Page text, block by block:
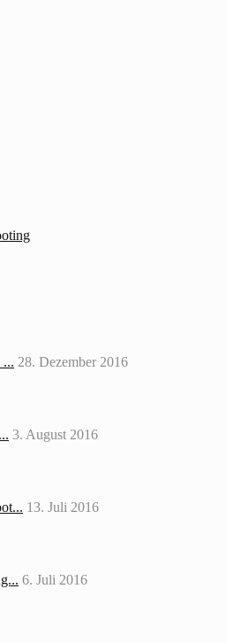
... 28. Dezember 2016
3. August 2016
13. Juli 2016
6. Juli 2016